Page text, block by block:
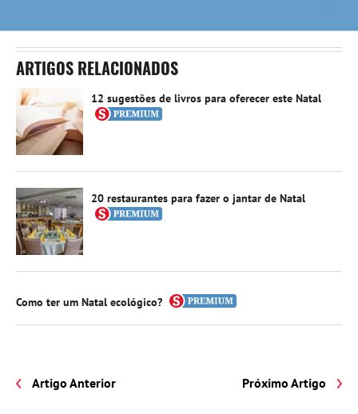
ARTIGOS RELACIONADOS
12 sugestões de livros para oferecer este Natal
20 restaurantes para fazer o jantar de Natal
Como ter um Natal ecológico?
Artigo Anterior Próximo Artigo